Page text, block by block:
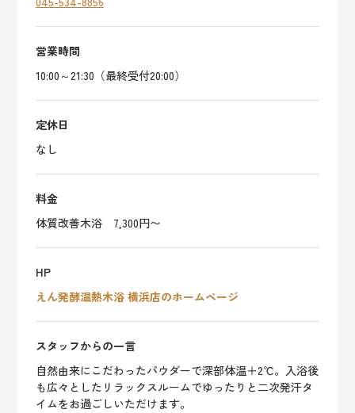
営業時間
10:00～21:30（最終受付20:00）
定休日
なし
料金
体質改善木浴 7,300円〜
HP
えん発酵温熱木浴 横浜店のホームページ
スタッフからの一言
自然由来にこだわったパウダーで深部体温＋2℃。入浴後
も広々としたリラックスルームでゆったりと二次発汗タ
イムをお過ごしいただけます。